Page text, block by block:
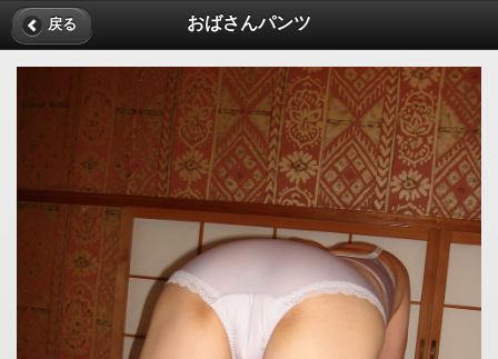
戻る おばさんパンツ